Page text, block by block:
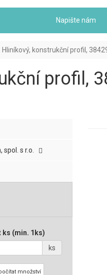
Napište nám
Hliníkový, konstrukční profil,
profil,
spol. s r.o.
ks (min. 1ks)
ks
množství